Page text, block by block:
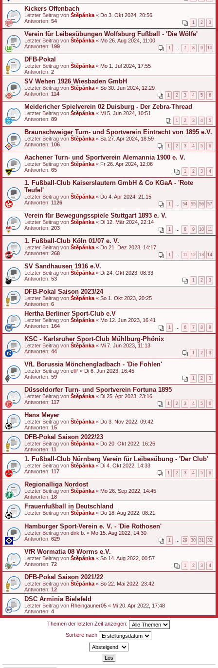
Kickers Offenbach
Letzter Beitrag von Štěpánka « Do 3. Okt 2024, 20:56
Antworten: 54 1 2 3
Verein für Leibesübungen Wolfsburg Fußball - 'Die Wölfe'
Letzter Beitrag von Štěpánka « Mo 26. Aug 2024, 11:00
Antworten: 199 1 7 8 9 10
DFB-Pokal
Letzter Beitrag von Štěpánka « Mo 1. Jul 2024, 17:55
Antworten: 2
SV Wehen 1926 Wiesbaden GmbH
Letzter Beitrag von Štěpánka « So 30. Jun 2024, 12:29
Antworten: 114 1 2 3 4 5 6
Meidericher Spielverein 02 Duisburg - Der Zebra-Thread
Letzter Beitrag von Štěpánka « Mi 5. Jun 2024, 10:51
Antworten: 89 1 2 3 4 5
Braunschweiger Turn- und Sportverein Eintracht von 1895 e.V.
Letzter Beitrag von Štěpánka « Sa 27. Apr 2024, 18:59
Antworten: 106 1 2 3 4 5 6
Aachener Turn- und Sportverein Alemannia 1900 e. V.
Letzter Beitrag von Štěpánka « Fr 26. Apr 2024, 12:06
Antworten: 65 1 2 3 4
1. Fußball-Club Kaiserslautern GmbH & Co KGaA - 'Rote
Teufel'
Letzter Beitrag von Štěpánka « Do 4. Apr 2024, 21:15
Antworten: 1126 1 54 55 56 57
Verein für Bewegungsspiele Stuttgart 1893 e. V.
Letzter Beitrag von Štěpánka « Di 12. Mär 2024, 22:14
Antworten: 203 1 8 9 10 11
1. Fußball-Club Köln 01/07 e. V.
Letzter Beitrag von Štěpánka « Do 21. Dez 2023, 14:17
Antworten: 268 1 11 12 13 14
SV Sandhausen 1916 e.V.
Letzter Beitrag von Štěpánka « Di 24. Okt 2023, 08:33
Antworten: 53 1 2 3
DFB-Pokal Saison 2023/24
Letzter Beitrag von Štěpánka « So 1. Okt 2023, 20:25
Antworten: 6
Hertha Berliner Sport-Club e.V
Letzter Beitrag von Štěpánka « Mo 12. Jun 2023, 16:41
Antworten: 164 1 6 7 8 9
KSC - Karlsruher Sport-Club Mühlburg-Phönix
Letzter Beitrag von Štěpánka « Mi 7. Jun 2023, 11:13
Antworten: 44 1 2 3
VfL Borussia Mönchengladbach - 'Die Fohlen'
Letzter Beitrag von elli² « Di 6. Jun 2023, 16:45
Antworten: 59 1 2 3
Düsseldorfer Turn- und Sportverein Fortuna 1895
Letzter Beitrag von Štěpánka « Di 25. Apr 2023, 23:16
Antworten: 117 1 2 3 4 5 6
Hans Meyer
Letzter Beitrag von Štěpánka « Do 3. Nov 2022, 09:42
Antworten: 15
DFB-Pokal Saison 2022/23
Letzter Beitrag von Štěpánka « Do 20. Okt 2022, 16:26
Antworten: 11
1. Fußball-Club Nürnberg Verein für Leibesübung - 'Der Club'
Letzter Beitrag von Štěpánka « Di 4. Okt 2022, 14:33
Antworten: 117 1 2 3 4 5 6
Regionalliga Nordost
Letzter Beitrag von Štěpánka « Mo 26. Sep 2022, 14:45
Antworten: 18
Frauenfußball in Deutschland
Letzter Beitrag von Štěpánka « Do 18. Aug 2022, 08:21
Hamburger Sport-Verein e. V. - 'Die Rothosen'
Letzter Beitrag von dirk b. « Mo 15. Aug 2022, 14:30
Antworten: 629 1 29 30 31 32
VfR Wormatia 08 Worms e.V.
Letzter Beitrag von Štěpánka « So 14. Aug 2022, 00:57
Antworten: 72 1 2 3 4
DFB-Pokal Saison 2021/22
Letzter Beitrag von Štěpánka « So 22. Mai 2022, 23:42
Antworten: 12
DSC Arminia Bielefeld
Letzter Beitrag von Rheingauner05 « Mi 20. Apr 2022, 17:48
Antworten: 4
Themen der letzten Zeit anzeigen:
Sortiere nach